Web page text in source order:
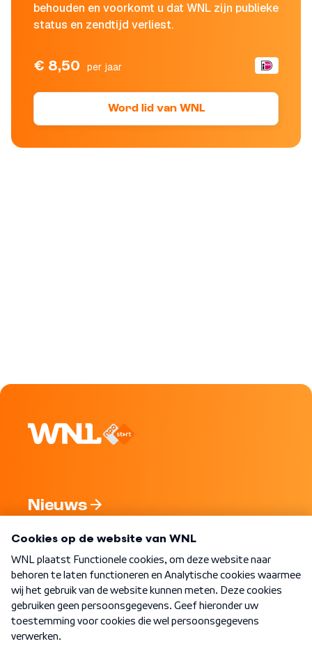
behouden en voorkomt u dat WNL zijn publieke
status en zendtijd verliest.
€ 8,50 per jaar
Word lid van WNL
Nieuws
Nieuwsbrief
Word Lid